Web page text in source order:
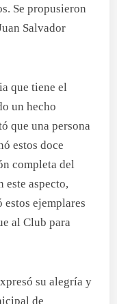
Se propusieron
Salvador
que tiene el
un hecho
que una persona
estos doce
completa del
este aspecto,
ejemplares
al Club para
su alegría y
de